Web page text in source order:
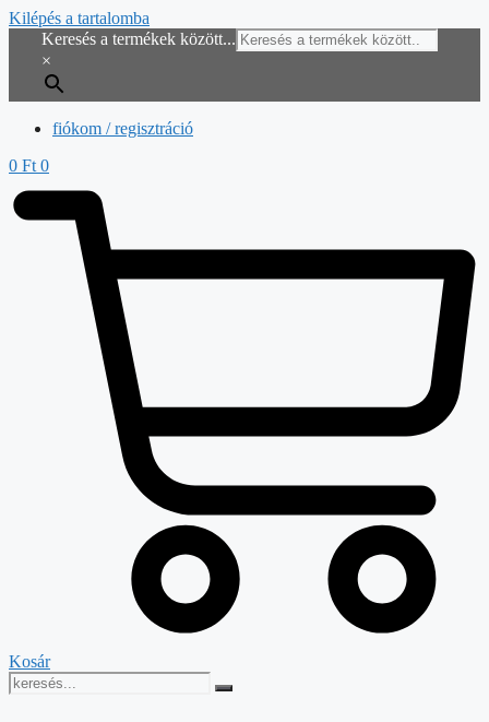
Kilépés a tartalomba
Keresés a termékek között...
×
fiókom / regisztráció
0 Ft 0
Kosár